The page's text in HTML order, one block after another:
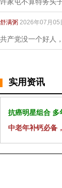
许家屯不算特务头
舒满粥 2026年07月05
共产党没一个好人
实用资讯
抗癌明星组合 多
中老年补钙必备